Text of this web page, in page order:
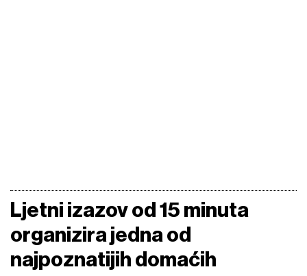
Ljetni izazov od 15 minuta
organizira jedna od
najpoznatijih domaćih